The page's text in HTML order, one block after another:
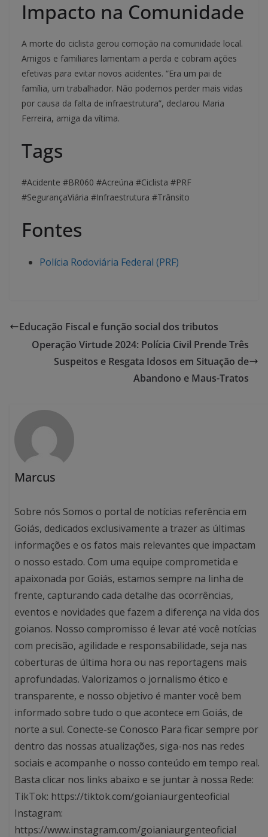
Impacto na Comunidade
A morte do ciclista gerou comoção na comunidade local.
Amigos e familiares lamentam a perda e cobram ações
efetivas para evitar novos acidentes. “Era um pai de
família, um trabalhador. Não podemos perder mais vidas
por causa da falta de infraestrutura”, declarou Maria
Ferreira, amiga da vítima.
Tags
#Acidente #BR060 #Acreúna #Ciclista #PRF
#SegurançaViária #Infraestrutura #Trânsito
Fontes
Polícia Rodoviária Federal (PRF)
Educação Fiscal e função social dos tributos
Operação Virtude 2024: Polícia Civil Prende Três
Suspeitos e Resgata Idosos em Situação de
Abandono e Maus-Tratos
Marcus
Sobre nós Somos o portal de notícias referência em
Goiás, dedicados exclusivamente a trazer as últimas
informações e os fatos mais relevantes que impactam
o nosso estado. Com uma equipe comprometida e
apaixonada por Goiás, estamos sempre na linha de
frente, capturando cada detalhe das ocorrências,
eventos e novidades que fazem a diferença na vida dos
goianos. Nosso compromisso é levar até você notícias
com precisão, agilidade e responsabilidade, seja nas
coberturas de última hora ou nas reportagens mais
aprofundadas. Valorizamos o jornalismo ético e
transparente, e nosso objetivo é manter você bem
informado sobre tudo o que acontece em Goiás, de
norte a sul. Conecte-se Conosco Para ficar sempre por
dentro das nossas atualizações, siga-nos nas redes
sociais e acompanhe o nosso conteúdo em tempo real.
Basta clicar nos links abaixo e se juntar à nossa Rede:
TikTok: https://tiktok.com/goianiaurgenteoficial
Instagram:
https://www.instagram.com/goianiaurgenteoficial